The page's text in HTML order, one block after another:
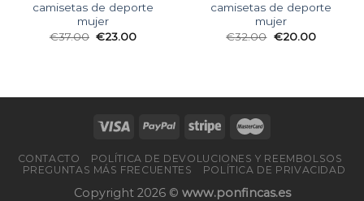
camisetas de deporte
mujer
€37.00 €23.00
camisetas de deporte
mujer
€32.00 €20.00
CONTACTO
POLÍTICA DE DEVOLUCIONES Y REEMBOLSOS
PREGUNTAS MÁS FRECUENTES
POLÍTICA DE PRIVACIDAD
Copyright 2026 © www.ponfincas.es